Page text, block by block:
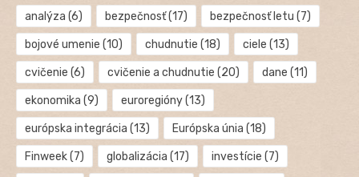
analýza (6) bezpečnosť(17) bezpečnosť letu (7)
bojové umenie (10) chudnutie (18) ciele (13)
cvičenie (6) cvičenie a chudnutie (20) dane (11)
ekonomika (9) euroregióny(13)
európska integrácia (13) Európska únia (18)
Finweek(7) globalizácia (17) investície (7)